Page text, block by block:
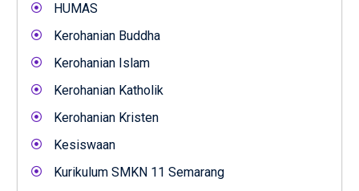
HUMAS
Kerohanian Buddha
Kerohanian Islam
Kerohanian Katholik
Kerohanian Kristen
Kesiswaan
Kurikulum SMKN 11 Semarang